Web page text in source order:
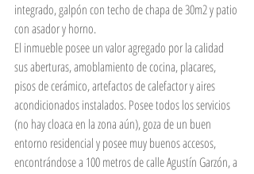
integrado, galpón con techo de chapa de 30m2 y patio
con asador y horno.
El inmueble posee un valor agregado por la calidad
sus aberturas, amoblamiento de cocina, placares,
pisos de cerámico, artefactos de calefactor y aires
acondicionados instalados. Posee todos los servicios
(no hay cloaca en la zona aún), goza de un buen
entorno residencial y posee muy buenos accesos,
encontrándose a 100 metros de calle Agustín Garzón, a